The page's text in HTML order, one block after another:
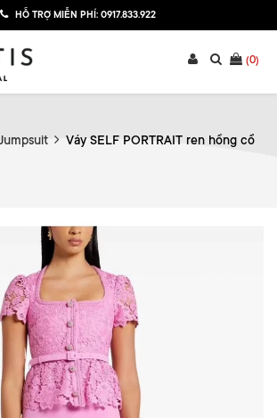
HỖ TRỢ MIỄN PHÍ: 0917.833.922
(0)
Váy SELF PORTRAIT ren hồng cổ